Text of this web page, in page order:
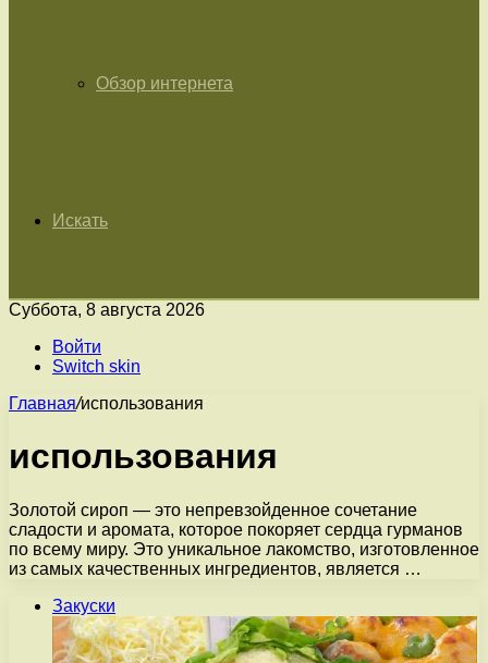
Обзор интернета
Искать
Суббота, 8 августа 2026
Войти
Switch skin
Главная/использования
использования
Золотой сироп — это непревзойденное сочетание
сладости и аромата, которое покоряет сердца гурманов
по всему миру. Это уникальное лакомство, изготовленное
из самых качественных ингредиентов, является …
Закуски